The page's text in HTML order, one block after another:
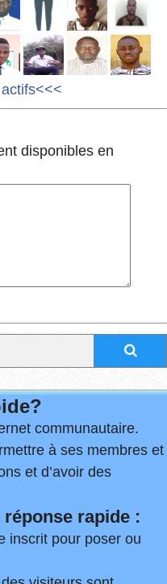
disponibles en
communautaire.
à ses membres et
et d’avoir des
réponse rapide :
inscrit pour poser ou